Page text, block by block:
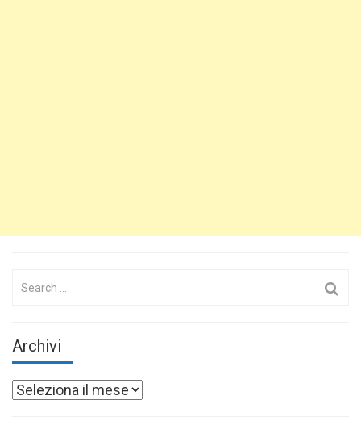
Archivi
Archivi